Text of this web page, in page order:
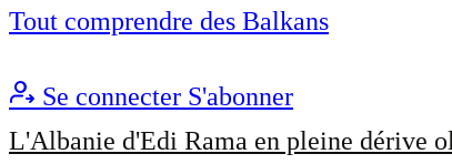
Tout comprendre des Balkans
Se connecter S'abonner
L'Albanie d'Edi Rama en pleine dérive